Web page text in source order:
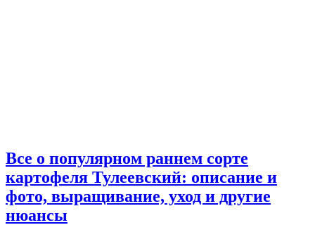
Все о популярном раннем сорте
картофеля Тулеевский: описание и
фото, выращивание, уход и другие
нюансы